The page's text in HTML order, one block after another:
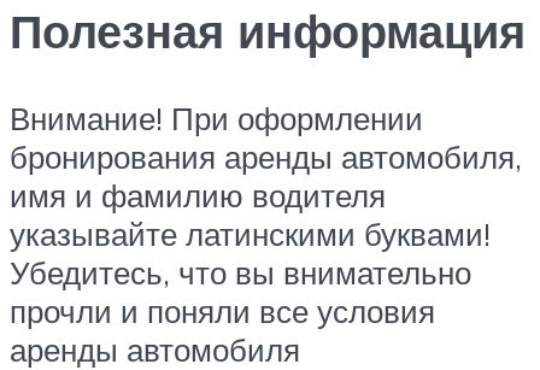
Полезная информация
Внимание! При оформлении
бронирования аренды автомобиля,
имя и фамилию водителя
указывайте латинскими буквами!
Убедитесь, что вы внимательно
прочли и поняли все условия
аренды автомобиля